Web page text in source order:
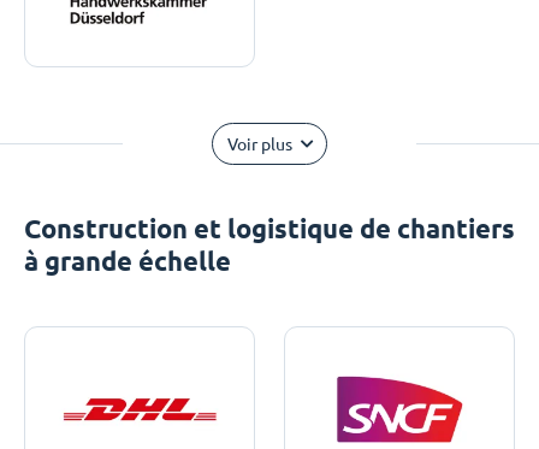
Voir plus
Construction et logistique de chantiers
à grande échelle